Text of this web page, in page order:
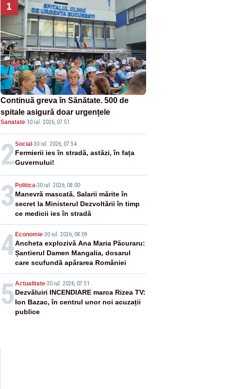
1
Continuă greva în Sănătate. 500 de
spitale asigură doar urgențele
Sanatate·30 iul. 2026, 07:51
2Social -30 iul. 2026, 07:54
Fermierii ies în stradă, astăzi, în fața
Guvernului!
3 Politica-30 iul. 2026, 08:00
Manevră mascată. Salarii mărite în
secret la Ministerul Dezvoltării în timp
ce medicii ies în stradă
4 Economie-30 iul. 2026, 08:09
Ancheta explozivă Ana Maria Păcuraru:
Șantierul Damen Mangalia, dosarul
care scufundă apărarea României
5 Actualitate-30 iul. 2026, 07:51
Dezvăluiri INCENDIARE marca Rizea TV:
Ion Bazac, în centrul unor noi acuzații
publice